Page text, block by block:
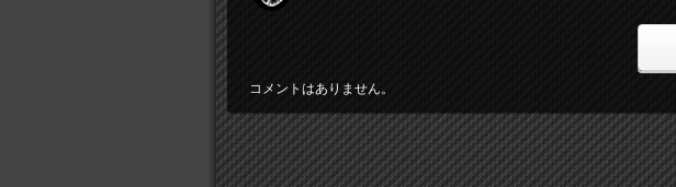
コメントはありません。